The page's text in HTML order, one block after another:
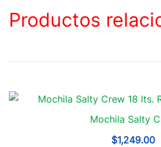
Productos
Mochila Salty
$1,249.00